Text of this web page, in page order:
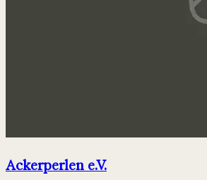
Ackerperlen e.V.